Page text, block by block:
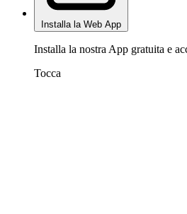
Installa la Web App
Installa la nostra App gratuita e
Tocca